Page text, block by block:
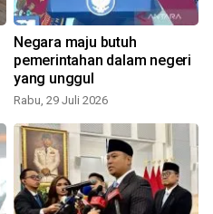
Negara maju butuh
pemerintahan dalam negeri
yang unggul
Rabu, 29 Juli 2026